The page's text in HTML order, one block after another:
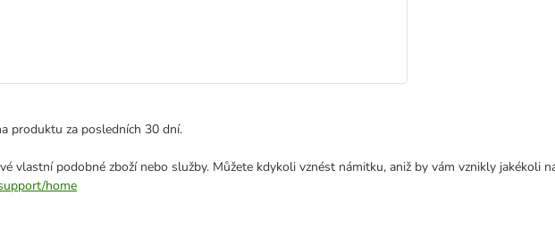
produktu za posledních 30 dní.
vlastní podobné zboží nebo služby. Můžete kdykoli vznést námitku, aniž by vám vznikly jakékoli
home